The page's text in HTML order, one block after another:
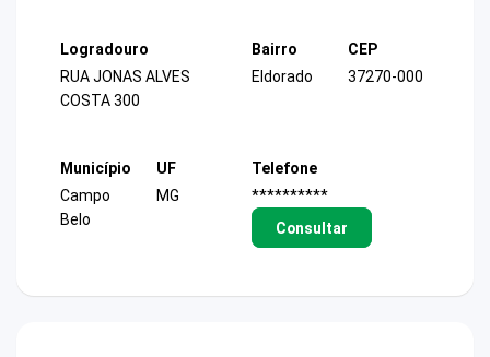
Logradouro
RUA JONAS ALVES
COSTA 300
Bairro
Eldorado
CEP
37270-000
Município
Campo
Belo
UF
MG
Telefone
**********
Consultar